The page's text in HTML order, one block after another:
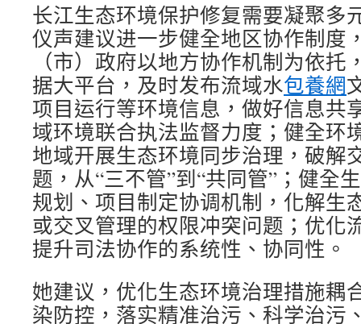
长江生态环境保护修复需要凝聚多
仪声建议进一步健全地区协作制度
（市）政府以地方协作机制为依托
据大平台，及时发布流域水包養網
项目运行等环境信息，做好信息共
域环境联合执法监督力度；健全环
地域开展生态环境同步治理，破解
题，从“三不管”到“共同管”；健全
规划、项目制定协调机制，化解生
或交叉管理的权限冲突问题；优化
提升司法协作的系统性、协同性。
她建议，优化生态环境治理措施耦
染防控，落实精准治污、科学治污